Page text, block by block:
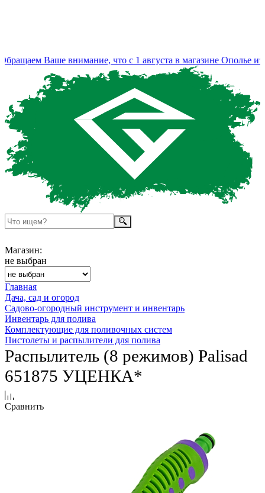
Ваше внимание, что с 1 августа в магазине Ополье
Магазин:
не выбран
Главная
Дача, сад и огород
Садово-огородный инструмент и инвентарь
Инвентарь для полива
Комплектующие для поливочных систем
Пистолеты и распылители для полива
Распылитель (8 режимов) Palisad
651875 УЦЕНКА*
Сравнить